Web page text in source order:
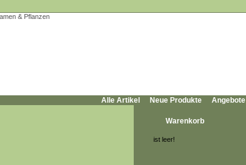
Alle Artikel Neue Produkte Angebote
Warenkorb
ist leer!